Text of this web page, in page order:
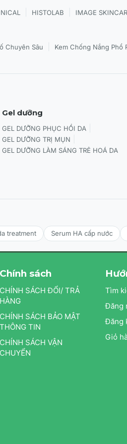
HISTOLAB IMAGE
Chuyên Sâu Kem Chống Nắng Phổ
Gel dưỡng
GEL DƯỠNG PHỤC HỒI DA
GEL DƯỠNG TRỊ MỤN
GEL DƯỠNG LÀM SÁNG TRẺ HOÁ DA
treatment Serum HA cấp nước
Chính sách
CHÍNH SÁCH ĐỔI/ TRẢ
HÀNG
CHÍNH SÁCH BẢO MẬT
THÔNG TIN
CHÍNH SÁCH VẬN
CHUYỂN
Tìm
Đăng
Đăng
Giỏ